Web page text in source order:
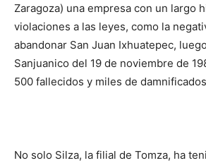
Zaragoza) una empresa con un largo
violaciones a las leyes, como la
abandonar San Juan Ixhuatepec,
Sanjuanico del 19 de noviembre de
500 fallecidos y miles de
No solo Silza, la filial de Tomza, ha